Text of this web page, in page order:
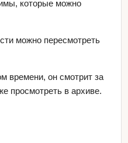
которые можно
можно пересмотреть
времени, он смотрит за
просмотреть в архиве.